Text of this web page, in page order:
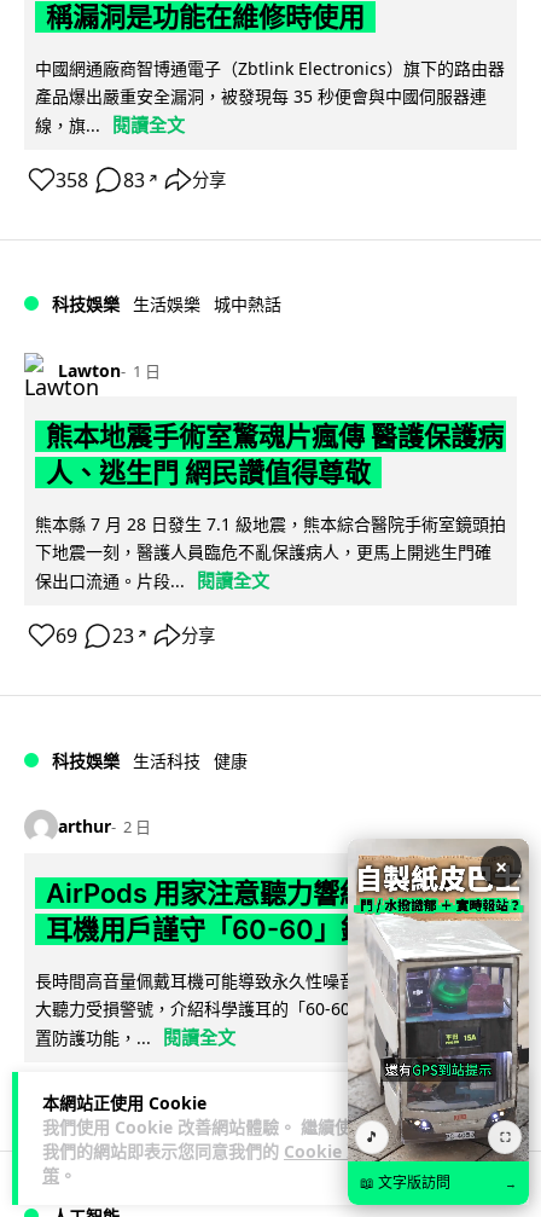
本網站正使用 Cookie
我們使用 Cookie 改善網站體驗。 繼續使用
我們的網站即表示您同意我們的 Cookie 政
策 。
稱漏洞是功能在維修時使用
中國網通廠商智博通電子（Zbtlink Electronics）旗下的路由器
產品爆出嚴重安全漏洞，被發現每 35 秒便會與中國伺服器連
線，旗...
閱讀全文
358 83 ↗ 分享
科技娛樂 生活娛樂 城中熱話
Lawton 1 日
熊本地震手術室驚魂片瘋傳 醫護保護病
人、逃生門 網民讚值得尊敬
熊本縣 7 月 28 日發生 7.1 級地震，熊本綜合醫院手術室鏡頭拍
下地震一刻，醫護人員臨危不亂保護病人，更馬上開逃生門確
保出口流通。片段...
閱讀全文
69 23 ↗ 分享
科技娛樂 生活科技 健康
arthur 2 日
AirPods 用家注意聽力響紅燈 醫學界籲
耳機用戶謹守「60-60」鐵律
長時間高音量佩戴耳機可能導致永久性噪音性聽損。本文盤點 4
大聽力受損警號，介紹科學護耳的「60-60 原則」及 Apple 內
置防護功能，...
閱讀全文
20
×
🎵 ⛶
📖 文字版訪問 →